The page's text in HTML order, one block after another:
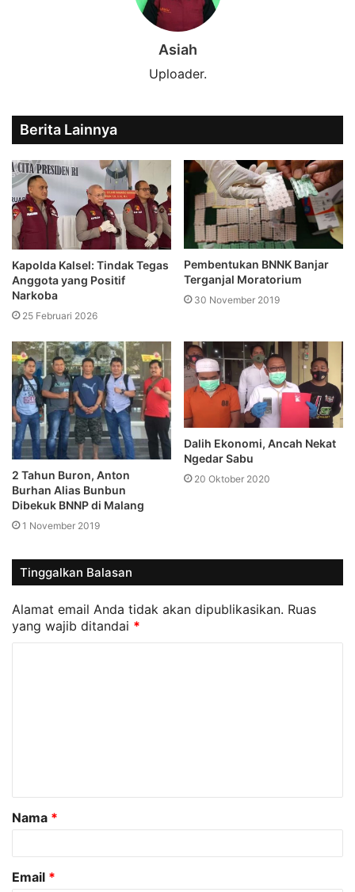
Asiah
Uploader.
Berita Lainnya
Kapolda Kalsel: Tindak Tegas
Anggota yang Positif
Narkoba
25 Februari 2026
Pembentukan BNNK Banjar
Terganjal Moratorium
30 November 2019
2 Tahun Buron, Anton
Burhan Alias Bunbun
Dibekuk BNNP di Malang
1 November 2019
Dalih Ekonomi, Ancah Nekat
Ngedar Sabu
20 Oktober 2020
Tinggalkan Balasan
Alamat email Anda tidak akan dipublikasikan. Ruas
yang wajib ditandai *
a
r
Nama *
Email *